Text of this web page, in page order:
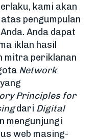
kami akan
pengumpulan
Anda dapat
iklan hasil
mitra periklanan
Network
Principles for
dari Digital
mengunjungi
web masing-